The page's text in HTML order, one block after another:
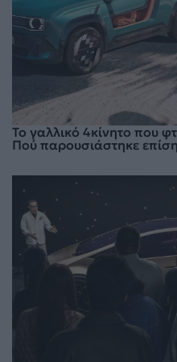
Το γαλλικό 4κίνητο που
Πού παρουσιάστηκε